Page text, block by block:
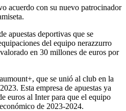
acuerdo con su nuevo patrocinador
apuestas deportivas que se
del equipo nerazzurro
en 30 millones de euros por
que se unió al club en la
2023. Esta empresa de apuestas ya
euros al Inter para que el equipo
de 2023-2024.